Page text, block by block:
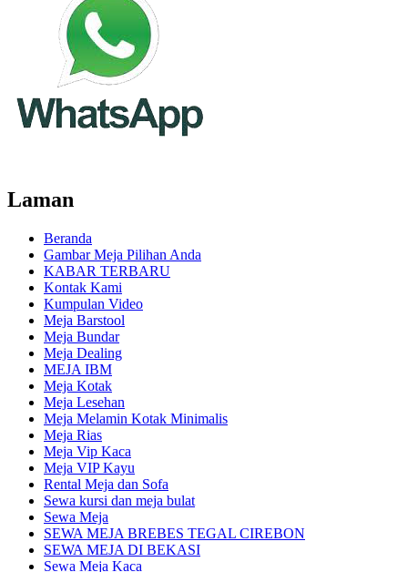
Laman
Beranda
Gambar Meja Pilihan Anda
KABAR TERBARU
Kontak Kami
Kumpulan Video
Meja Barstool
Meja Bundar
Meja Dealing
MEJA IBM
Meja Kotak
Meja Lesehan
Meja Melamin Kotak Minimalis
Meja Rias
Meja Vip Kaca
Meja VIP Kayu
Rental Meja dan Sofa
Sewa kursi dan meja bulat
Sewa Meja
SEWA MEJA BREBES TEGAL CIREBON
SEWA MEJA DI BEKASI
Sewa Meja Kaca